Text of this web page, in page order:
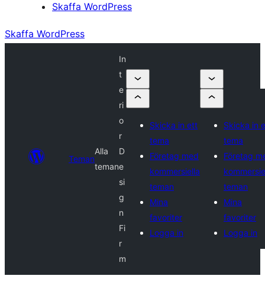
Skaffa WordPress
Skaffa WordPress
Teman
Alla
teman
In
t
e
ri
o
r
D
e
si
g
n
Fi
r
m
Skicka in ett
tema
Företag med
kommersiella
teman
Mina
favoriter
Logga in
Skicka in
tema
Företag
teman
Mina
favoriter
Logga in